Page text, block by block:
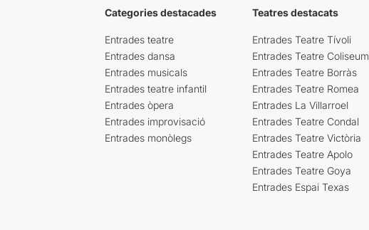
Categories destacades
Entrades teatre
Entrades dansa
Entrades musicals
Entrades teatre infantil
Entrades òpera
Entrades improvisació
Entrades monòlegs
Teatres destacats
Entrades Teatre Tívoli
Entrades Teatre Coliseum
Entrades Teatre Borràs
Entrades Teatre Romea
Entrades La Villarroel
Entrades Teatre Condal
Entrades Teatre Victòria
Entrades Teatre Apolo
Entrades Teatre Goya
Entrades Espai Texas